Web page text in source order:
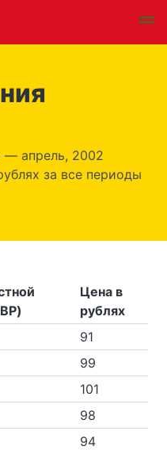
— апрель, 2002
за все периоды
Цена в
рублях
91
99
101
98
94